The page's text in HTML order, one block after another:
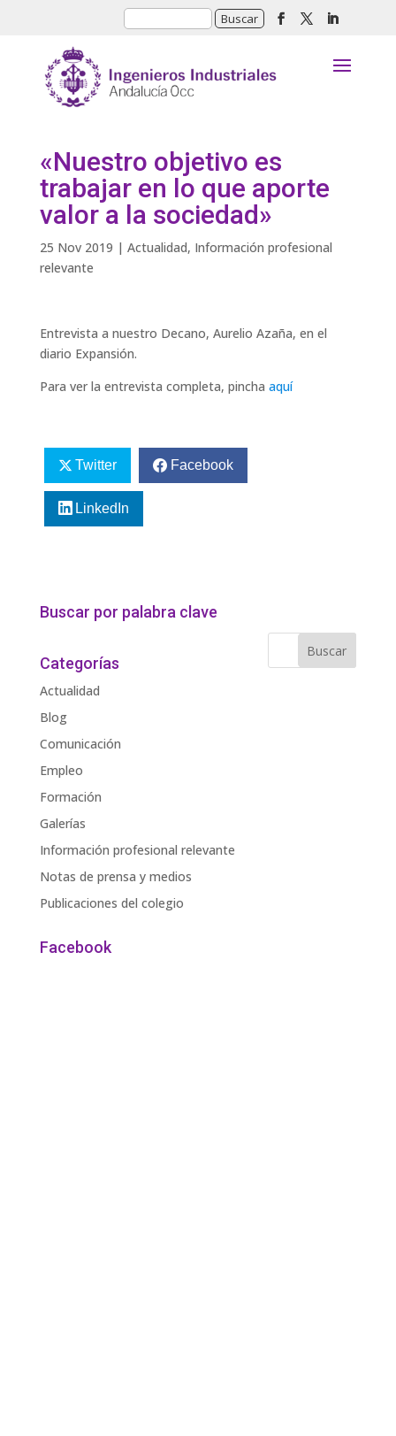
«Nuestro objetivo es
trabajar en lo que aporte
valor a la sociedad»
25 Nov 2019 | Actualidad, Información profesional
relevante
Entrevista a nuestro Decano, Aurelio Azaña, en el
diario Expansión.
Para ver la entrevista completa, pincha aquí
Twitter Facebook
LinkedIn
Buscar por palabra clave
Categorías
Actualidad
Blog
Comunicación
Empleo
Formación
Galerías
Información profesional relevante
Notas de prensa y medios
Publicaciones del colegio
Facebook